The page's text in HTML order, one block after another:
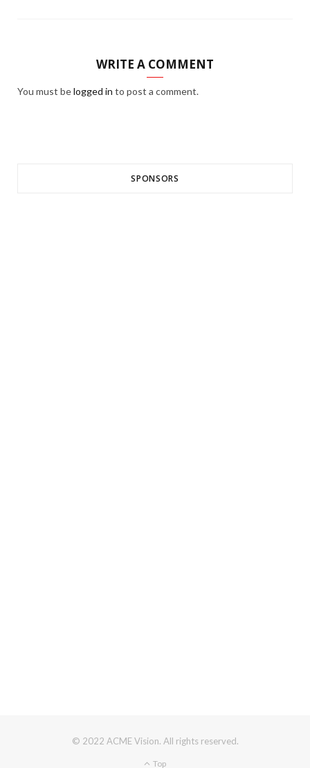
WRITE A COMMENT
You must belogged in to post a comment.
SPONSORS
© 2022 ACME Vision. All rights reserved.
Top